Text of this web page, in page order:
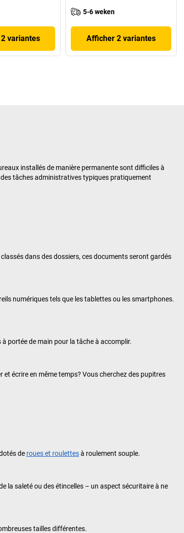
variantes
5-6 weken
Afficher 2 variantes
installés de manière permanente sont difficiles à
tâches administratives typiques pratiquement
dans des dossiers, ces documents seront gardés
numériques tels que les tablettes ou les smartphones.
portée de main pour la tâche à accomplir.
écrire en même temps? Vous cherchez des pupitres
de roues et roulettesà roulement souple.
la saleté ou des étincelles – un aspect sécuritaire à ne
tailles différentes.